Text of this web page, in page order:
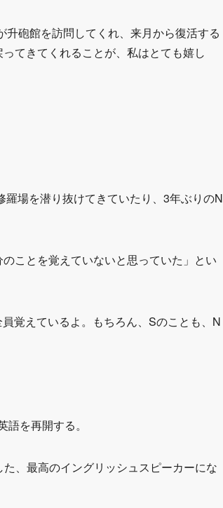
砲館を訪問してくれ、来月から復活する
てきてくれることが、私はとても嬉し
場を潜り抜けてきていたり、3年ぶりのN
ことを覚えていないと思っていた」とい
覚えているよ。もちろん、Sのことも、N
を再開する。
、最高のイングリッシュスピーカーにな